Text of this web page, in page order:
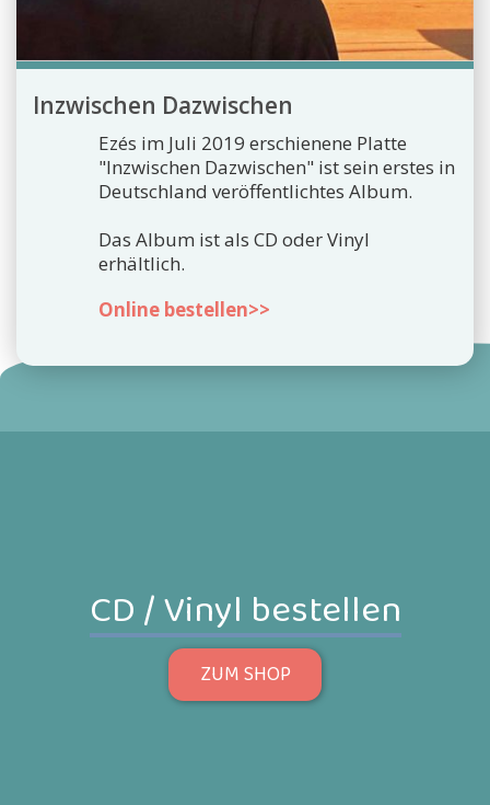
Inzwischen Dazwischen
Ezés im Juli 2019 erschienene Platte
"Inzwischen Dazwischen" ist sein erstes in
Deutschland veröffentlichtes Album.
Das Album ist als CD oder Vinyl
erhältlich.
Online bestellen>>
CD / Vinyl bestellen
ZUM SHOP